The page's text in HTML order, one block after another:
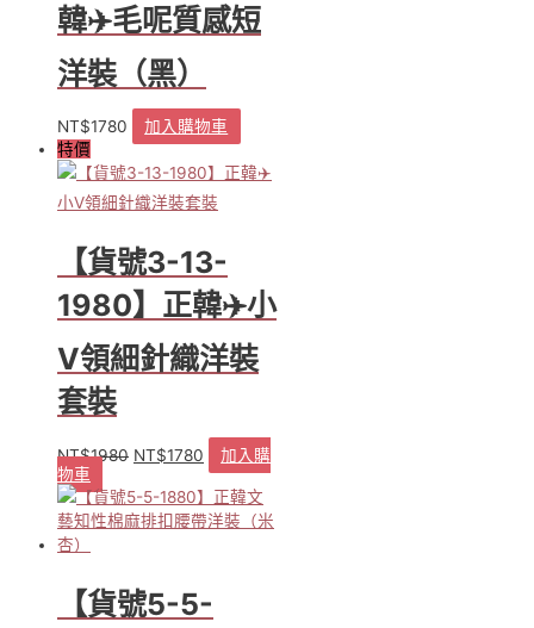
韓✈️毛呢質感短
洋裝（黑）
NT$1780
加入購物車
特價
【貨號3-13-
1980】正韓✈️小
V領細針織洋裝
套裝
NT$1980 原
價
格：
NT$1780
價
格：
加入購
物車
【貨號5-5-